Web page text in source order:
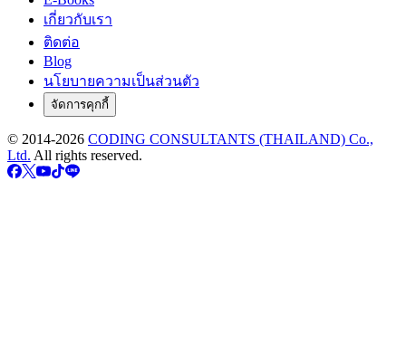
เกี่ยวกับเรา
ติดต่อ
Blog
นโยบายความเป็นส่วนตัว
จัดการคุกกี้
© 2014-2026 CODING CONSULTANTS (THAILAND) Co.,
Ltd. All rights reserved.